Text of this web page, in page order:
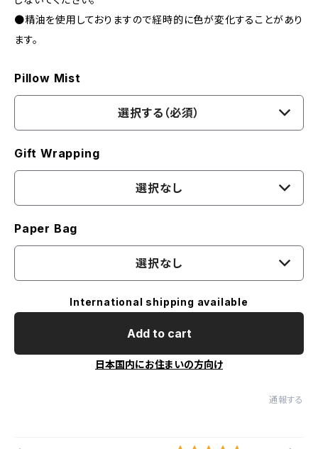
●精油を使用しておりますので経時的に色が変化することがあり
ます。
Pillow Mist
選択する（必須）
Gift Wrapping
選択なし
Paper Bag
選択なし
International shipping available
Add to cart
日本国内にお住まいの方向け
通報する